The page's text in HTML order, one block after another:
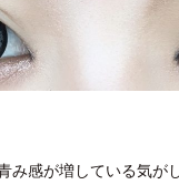
み感が増している気が